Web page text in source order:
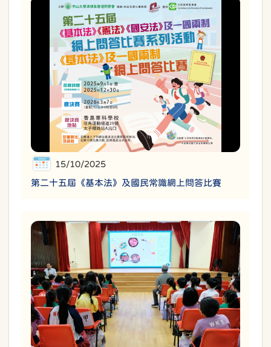
15/10/2025
第二十五屆《基本法》及國民常識網上問答比賽